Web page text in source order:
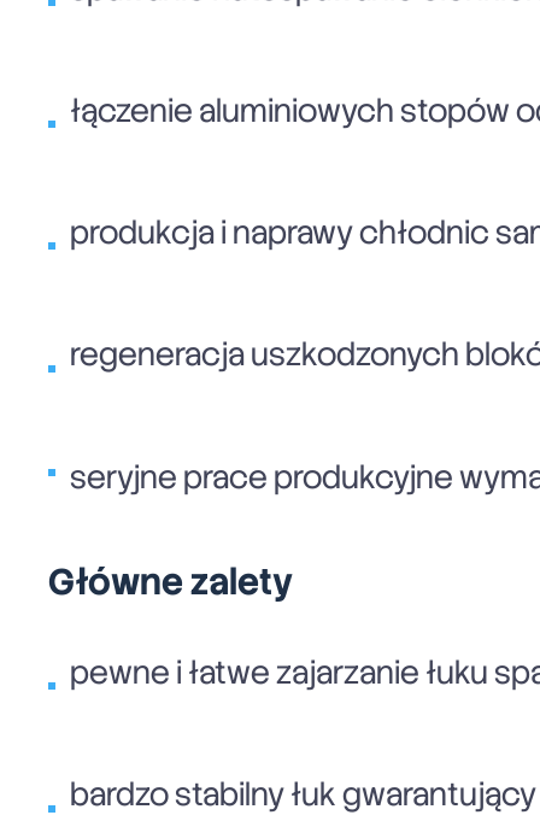
łączenie aluminiowych stopów
produkcja i naprawy chłodnic
regeneracja uszkodzonych
seryjne prace produkcyjne
Główne zalety
pewne i łatwe zajarzanie łuku
bardzo stabilny łuk